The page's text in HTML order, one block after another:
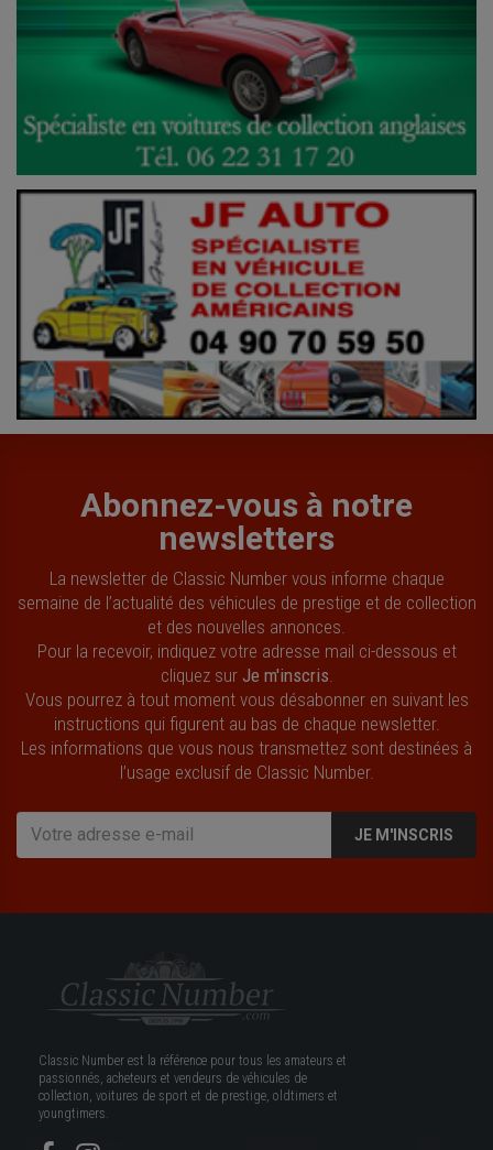
Abonnez-vous à notre
newsletters
La newsletter de Classic Number vous informe chaque
semaine de l’actualité des véhicules de prestige et de collection
et des nouvelles annonces.
Pour la recevoir, indiquez votre adresse mail ci-dessous et
cliquez sur Je m'inscris.
Vous pourrez à tout moment vous désabonner en suivant les
instructions qui figurent au bas de chaque newsletter.
Les informations que vous nous transmettez sont destinées à
l’usage exclusif de Classic Number.
JE M'INSCRIS
Classic Number est la référence pour tous les amateurs et
passionnés, acheteurs et vendeurs de véhicules de
collection, voitures de sport et de prestige, oldtimers et
youngtimers.